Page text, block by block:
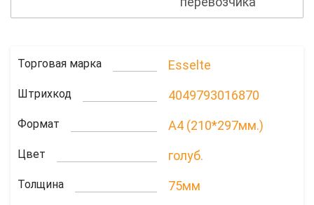
Торговая марка Esselte
Штрихкод 4049793016870
Формат A4 (210*297мм.)
Цвет голуб.
Толщина 75мм